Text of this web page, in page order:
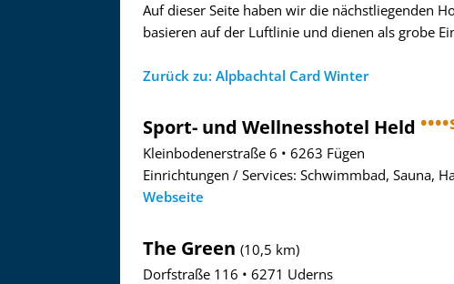
Auf dieser Seite haben wir die nächstliegenden
basieren auf der Luftlinie und dienen als grobe
Zurück zu: Alpbachtal Card Winter
Sport- und Wellnesshotel Held
Kleinbodenerstraße 6 • 6263 Fügen
Einrichtungen / Services: Schwimmbad, Sauna,
Webseite
The Green (10,5 km)
Dorfstraße 116 • 6271 Uderns